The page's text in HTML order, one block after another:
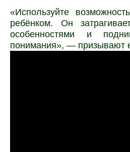
«Используйте
ребёнком. Он
особенностями и
понимания», — призывают